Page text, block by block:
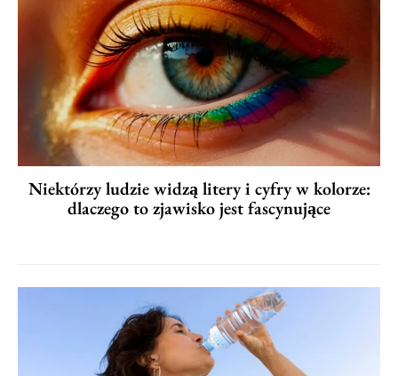
Niektórzy ludzie widzą litery i cyfry w kolorze:
dlaczego to zjawisko jest fascynujące